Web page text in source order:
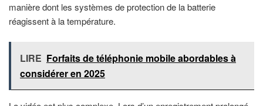
manière dont les systèmes de protection de la batterie
réagissent à la température.
LIRE Forfaits de téléphonie mobile abordables à
considérer en 2025